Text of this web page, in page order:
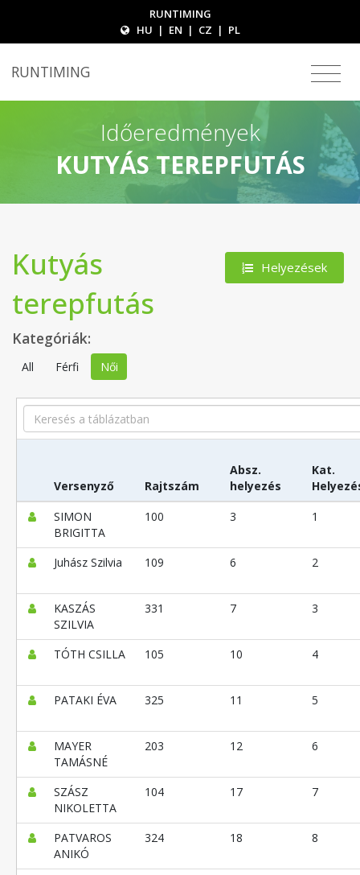
RUNTIMING
HU | EN | CZ | PL
RUNTIMING
Időeredmények
KUTYÁS TEREPFUTÁS
Helyezések
Kutyás
terepfutás
Kategóriák:
All Férfi Női
Search
Versenyző Rajtszám
Absz.
helyezés
Kat.
SIMON
BRIGITTA
100 3 1
Juhász Szilvia 109 6 2
KASZÁS
SZILVIA
331 7 3
TÓTH CSILLA 105 10 4
PATAKI ÉVA 325 11 5
MAYER
TAMÁSNÉ
203 12 6
SZÁSZ
NIKOLETTA
104 17 7
PATVAROS
ANIKÓ
324 18 8